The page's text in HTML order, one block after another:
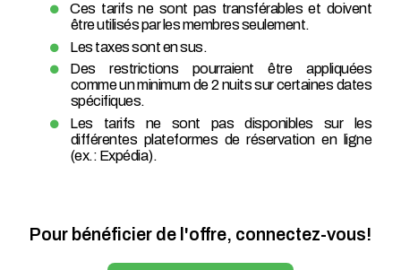
Ces tarifs ne sont pas transférables et doivent
être utilisés par les membres seulement.
Les taxes sont en sus.
Des restrictions pourraient être appliquées
comme un minimum de 2 nuits sur certaines dates
spécifiques.
Les tarifs ne sont pas disponibles sur les
différentes plateformes de réservation en ligne
(ex.: Expédia).
Pour bénéficier de l'offre, connectez-vous!